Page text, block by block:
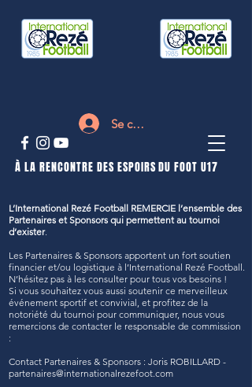
Se connecter
À LA RENCONTRE DES ESPOIRS DU FOOT U17
L’International Rezé Football REMERCIE l’ensemble des
Partenaires et Sponsors qui permettent au tournoi
d’exister.
Les Partenaires & Sponsors apportent un fort soutien
financier et/ou logistique à l’International Rezé Football.
N’hésitez pas à les consulter pour tous vos besoins !
Si vous souhaitez vous aussi soutenir ce merveilleux
événement sportif et convivial, et profitez de la
notoriété du tournoi pour communiquer, nous vous
remercions de contacter le responsable de commission
:
Contact Partenaires & Sponsors : Joris ROBILLARD -
partenaires@internationalrezefoot.com